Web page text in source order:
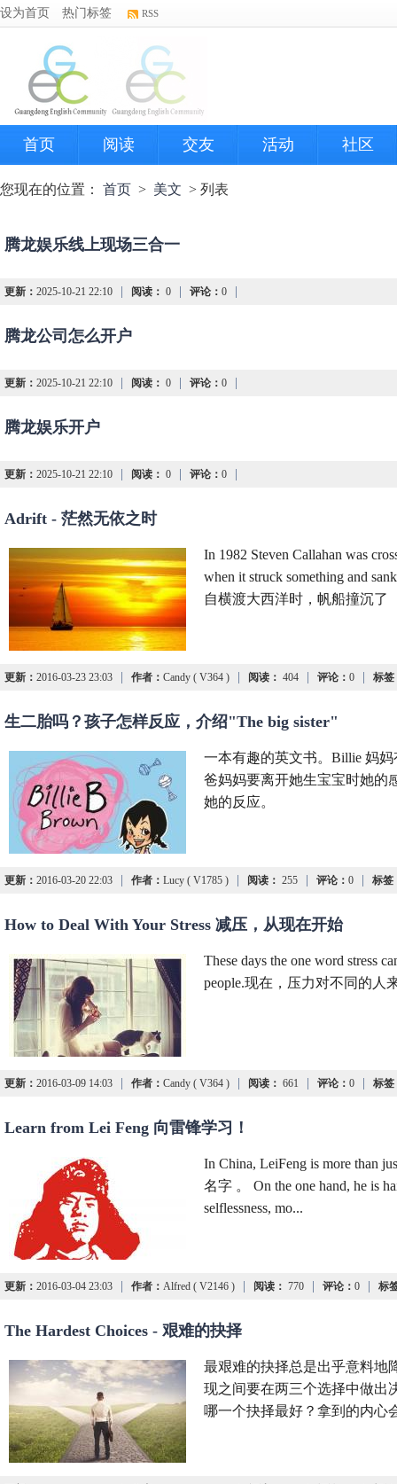
设为首页 热门标签 RSS
首页 阅读 交友 活动 社区
您现在的位置： 首页 > 美文 > 列表
腾龙娱乐线上现场三合一
更新： 2025-10-21 22:10 阅读： 0 评论： 0
腾龙公司怎么开户
更新： 2025-10-21 22:10 阅读： 0 评论： 0
腾龙娱乐开户
更新： 2025-10-21 22:10 阅读： 0 评论： 0
Adrift - 茫然无依之时
In 1982 Steven Callahan was
when it struck something and
自横渡大西洋时，帆船撞沉了
更新： 2016-03-23 23:03 作者： Candy ( V364 ) 阅读： 404 评论： 0 标签
生二胎吗？孩子怎样反应，介绍"The big sister"
一本有趣的英文书。Billie 妈
爸妈妈要离开她生宝宝时她的
她的反应。
更新： 2016-03-20 22:03 作者： Lucy ( V1785 ) 阅读： 255 评论： 0 标签
How to Deal With Your Stress 减压，从现在开始
These days the one word stress
people.现在，压力对不同的人
更新： 2016-03-09 14:03 作者： Candy ( V364 ) 阅读： 661 评论： 0 标签
Learn from Lei Feng 向雷锋学习！
In China, LeiFeng is more than
名字 。 On the one hand, he is
selflessness, mo...
更新： 2016-03-04 23:03 作者： Alfred ( V2146 ) 阅读： 770 评论： 0 标
The Hardest Choices - 艰难的抉择
最艰难的抉择总是出乎意料地
现之间要在两三个选择中做出
哪一个抉择最好？拿到的内心